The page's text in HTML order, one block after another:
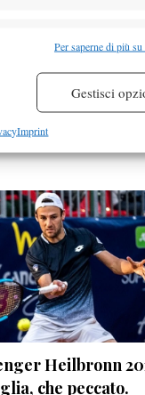
errori,
comunicare le
Per saperne di più
Gestisci
Imprint
Heilbronn
che peccato.